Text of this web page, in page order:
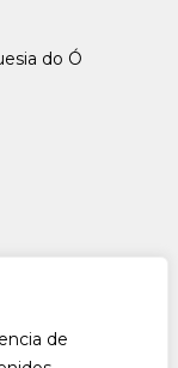
de
do Ó